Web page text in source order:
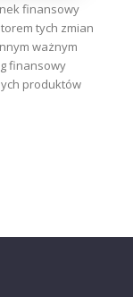
finansowy
tych zmian
ważnym
finansowy
produktów